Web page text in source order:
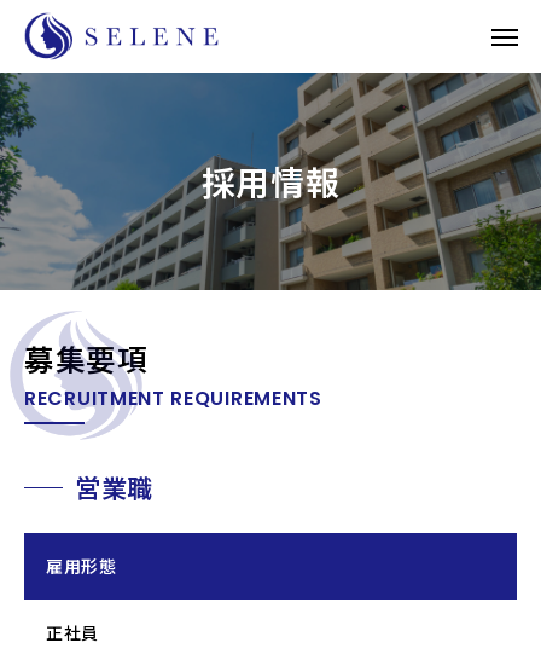
採用情報
募集要項
RECRUITMENT REQUIREMENTS
営業職
雇用形態
正社員